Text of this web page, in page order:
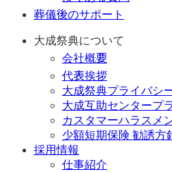
葬儀後のサポート
大成祭典について
会社概要
代表挨拶
大成祭典プライバシ
大成互助センタープ
カスタマーハラスメ
少額短期保険 勧誘方
採用情報
仕事紹介